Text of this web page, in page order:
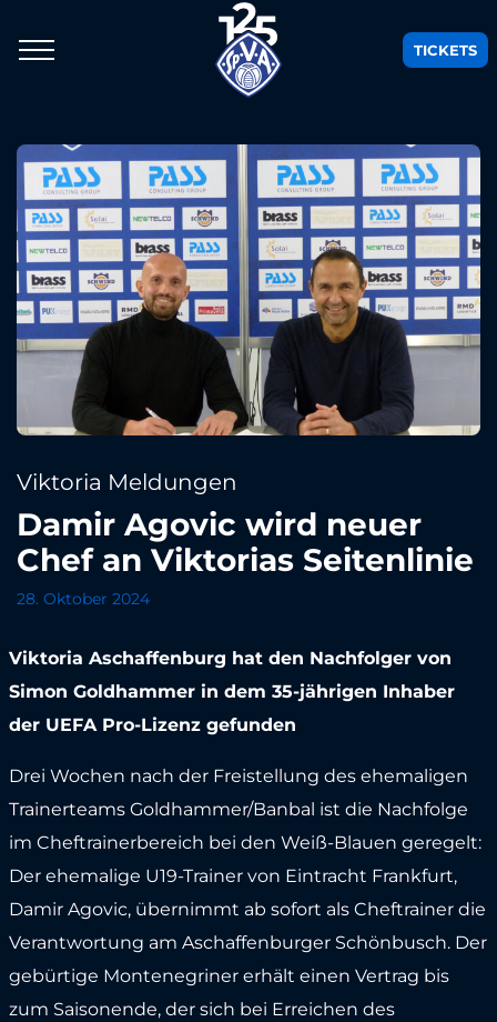
TICKETS
Viktoria Meldungen
Damir Agovic wird neuer
Chef an Viktorias Seitenlinie
28. Oktober 2024
Viktoria Aschaffenburg hat den Nachfolger von
Simon Goldhammer in dem 35-jährigen Inhaber
der UEFA Pro-Lizenz gefunden
Drei Wochen nach der Freistellung des ehemaligen
Trainerteams Goldhammer/Banbal ist die Nachfolge
im Cheftrainerbereich bei den Weiß-Blauen geregelt:
Der ehemalige U19-Trainer von Eintracht Frankfurt,
Damir Agovic, übernimmt ab sofort als Cheftrainer die
Verantwortung am Aschaffenburger Schönbusch. Der
gebürtige Montenegriner erhält einen Vertrag bis
zum Saisonende, der sich bei Erreichen des